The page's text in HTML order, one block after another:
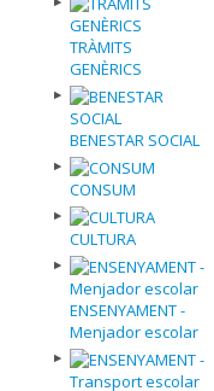
TRÀMITS
GENÈRICS
BENESTAR SOCIAL
CONSUM
CULTURA
ENSENYAMENT -
Menjador escolar